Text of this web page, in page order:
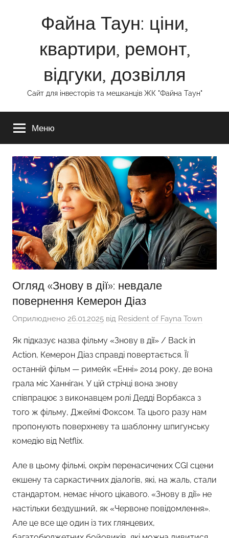
Файна Таун: ціни,
квартири, ремонт,
відгуки, дозвілля
Сайт для інвесторів та мешканців ЖК "Файна Таун"
Меню
Огляд «Знову в дії»: невдале
повернення Кемерон Діаз
Оприлюднено 26.01.2025 від Resident of Fayna Town
Як підказує назва фільму «Знову в дії» / Back in
Action, Кемерон Діаз справді повертається. Її
останній фільм — римейк «Енні» 2014 року, де вона
грала міс Ханніган. У цій стрічці вона знову
співпрацює з виконавцем ролі Дедді Ворбакса з
того ж фільму, Джеймі Фоксом. Та цього разу нам
пропонують поверхневу та шаблонну шпигунську
комедію від Netflix.
Але в цьому фільмі, окрім перенасичених CGI сцени
екшену та саркастичних діалогів, які, на жаль, стали
стандартом, немає нічого цікавого. «Знову в дії» не
настільки бездушний, як «Червоне повідомлення».
Але це все ще один із тих глянцевих,